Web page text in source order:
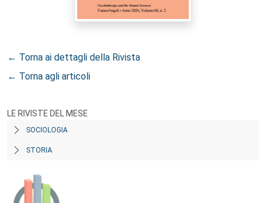
← Torna ai dettagli della Rivista
← Torna agli articoli
LE RIVISTE DEL MESE
SOCIOLOGIA
STORIA